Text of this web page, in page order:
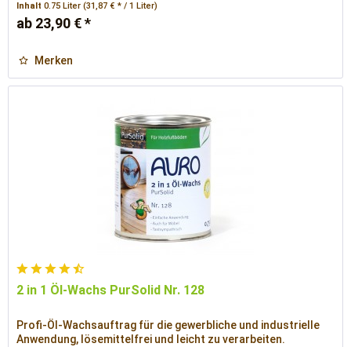
Inhalt0.75 Liter(31,87 € * / 1 Liter)
ab 23,90 € *
Merken
2 in 1 Öl-Wachs PurSolid Nr. 128
Profi-Öl-Wachsauftrag für die gewerbliche und industrielle
Anwendung, lösemittelfrei und leicht zu verarbeiten.